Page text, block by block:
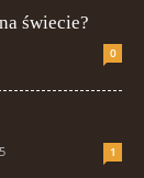
świecie?
0
1